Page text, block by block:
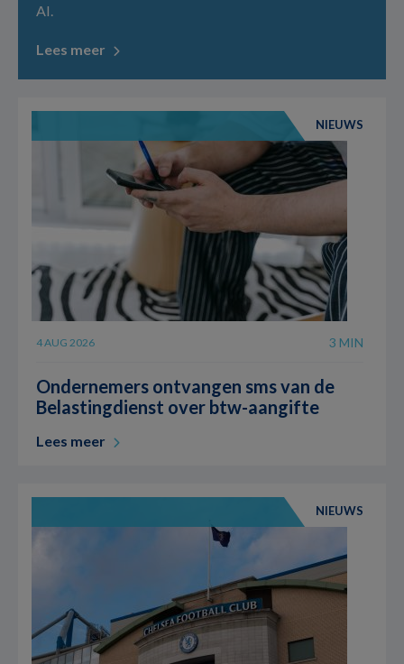
AI.
Lees meer
NIEUWS
4 AUG 2026 3 MIN
Ondernemers ontvangen sms van de
Belastingdienst over btw-aangifte
Lees meer
NIEUWS